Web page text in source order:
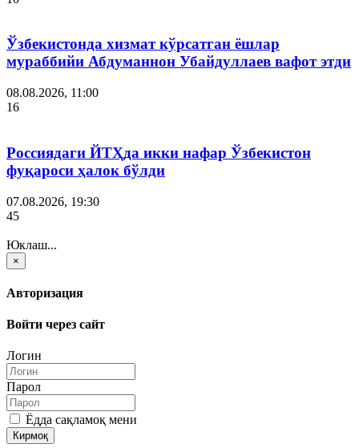
Ўзбекистонда хизмат кўрсатган ёшлар
мураббийи Абдуманнон Убайдуллаев вафот этди
08.08.2026, 11:00
16
Россиядаги ЙТҲда икки нафар Ўзбекистон
фуқароси ҳалок бўлди
07.08.2026, 19:30
45
Юклаш...
×
Авторизация
Войти через сайт
Логин
Парол
Ёдда сақламоқ мени